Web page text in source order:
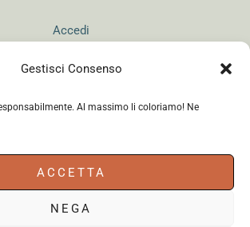
Gestisci Consenso
Al massimo li coloriamo! Ne
ACCETTA
NEGA
Accedi